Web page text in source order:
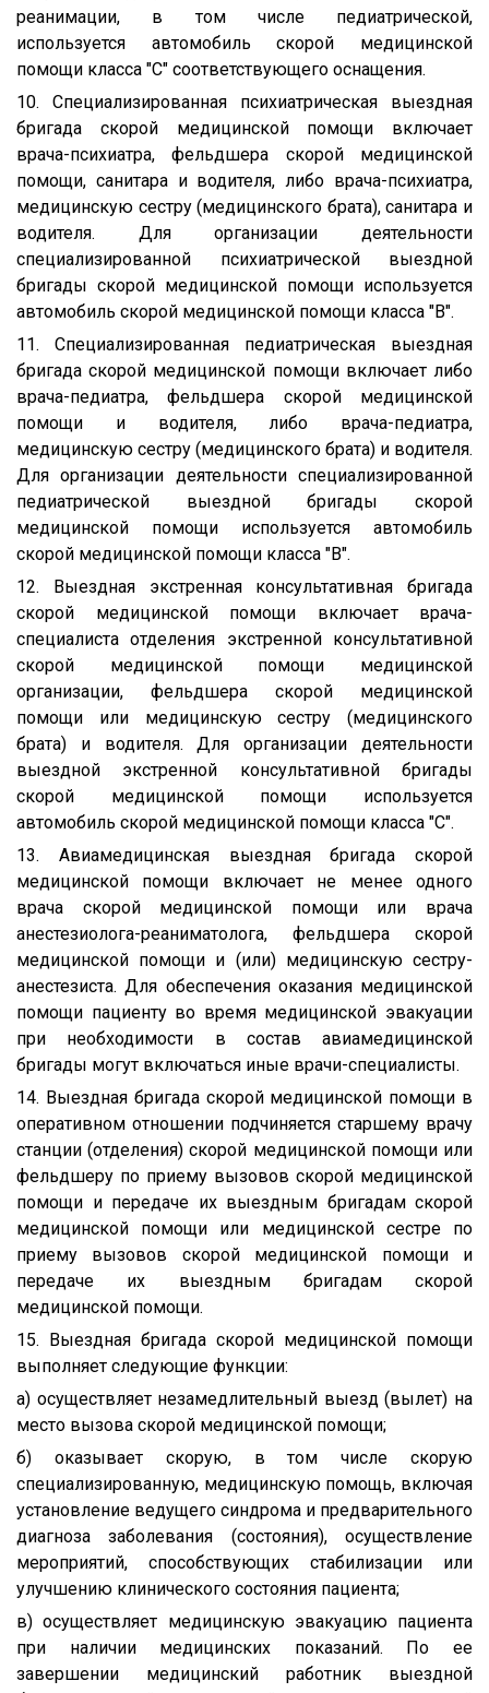
реанимации, в том числе педиатрической,
используется автомобиль скорой медицинской
помощи класса "C" соответствующего оснащения.
10. Специализированная психиатрическая выездная
бригада скорой медицинской помощи включает
врача-психиатра, фельдшера скорой медицинской
помощи, санитара и водителя, либо врача-психиатра,
медицинскую сестру (медицинского брата), санитара и
водителя. Для организации деятельности
специализированной психиатрической выездной
бригады скорой медицинской помощи используется
автомобиль скорой медицинской помощи класса "B".
11. Специализированная педиатрическая выездная
бригада скорой медицинской помощи включает либо
врача-педиатра, фельдшера скорой медицинской
помощи и водителя, либо врача-педиатра,
медицинскую сестру (медицинского брата) и водителя.
Для организации деятельности специализированной
педиатрической выездной бригады скорой
медицинской помощи используется автомобиль
скорой медицинской помощи класса "B".
12. Выездная экстренная консультативная бригада
скорой медицинской помощи включает врача-
специалиста отделения экстренной консультативной
скорой медицинской помощи медицинской
организации, фельдшера скорой медицинской
помощи или медицинскую сестру (медицинского
брата) и водителя. Для организации деятельности
выездной экстренной консультативной бригады
скорой медицинской помощи используется
автомобиль скорой медицинской помощи класса "C".
13. Авиамедицинская выездная бригада скорой
медицинской помощи включает не менее одного
врача скорой медицинской помощи или врача
анестезиолога-реаниматолога, фельдшера скорой
медицинской помощи и (или) медицинскую сестру-
анестезиста. Для обеспечения оказания медицинской
помощи пациенту во время медицинской эвакуации
при необходимости в состав авиамедицинской
бригады могут включаться иные врачи-специалисты.
14. Выездная бригада скорой медицинской помощи в
оперативном отношении подчиняется старшему врачу
станции (отделения) скорой медицинской помощи или
фельдшеру по приему вызовов скорой медицинской
помощи и передаче их выездным бригадам скорой
медицинской помощи или медицинской сестре по
приему вызовов скорой медицинской помощи и
передаче их выездным бригадам скорой
медицинской помощи.
15. Выездная бригада скорой медицинской помощи
выполняет следующие функции:
а) осуществляет незамедлительный выезд (вылет) на
место вызова скорой медицинской помощи;
б) оказывает скорую, в том числе скорую
специализированную, медицинскую помощь, включая
установление ведущего синдрома и предварительного
диагноза заболевания (состояния), осуществление
мероприятий, способствующих стабилизации или
улучшению клинического состояния пациента;
в) осуществляет медицинскую эвакуацию пациента
при наличии медицинских показаний. По ее
завершении медицинский работник выездной